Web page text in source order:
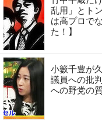
乱用」とト
は高プロで
た！】
小籔千豊が
議員への批
への野党の